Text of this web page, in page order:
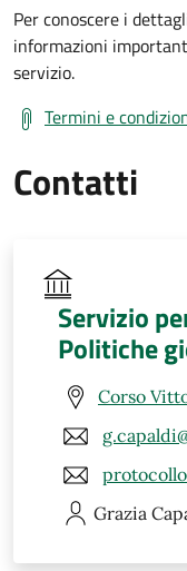
Per conoscere i
informazioni
servizio.
Termini e
Contatti
Servizio
Politiche
Corso
Grazia